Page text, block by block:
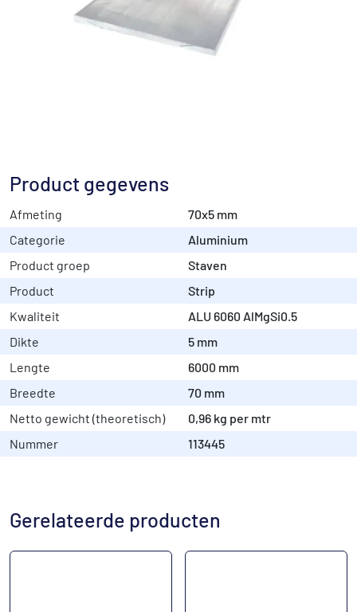
Product gegevens
Afmeting
70x5 mm
Categorie
Aluminium
Product groep
Staven
Product
Strip
Kwaliteit
ALU 6060 AlMgSi0.5
Dikte
5 mm
Lengte
6000 mm
Breedte
70 mm
Netto gewicht (theoretisch)
0,96 kg per mtr
Nummer
113445
Gerelateerde producten